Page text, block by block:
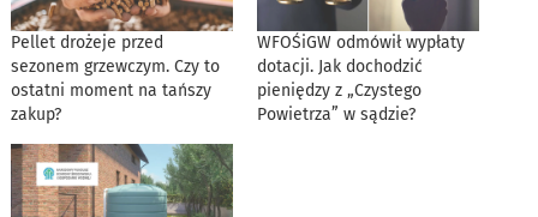
Pellet drożeje przed
sezonem grzewczym. Czy to
ostatni moment na tańszy
zakup?
WFOŚiGW odmówił wypłaty
dotacji. Jak dochodzić
pieniędzy z „Czystego
Powietrza” w sądzie?